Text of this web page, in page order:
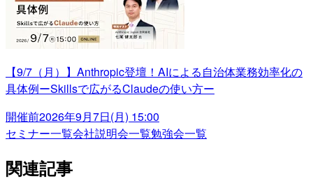
【9/7（月）】Anthropic登壇！AIによる自治体業務効率化の
具体例ーSkillsで広がるClaudeの使い方ー
開催前2026年9月7日(月) 15:00
セミナー一覧会社説明会一覧勉強会一覧
関連記事